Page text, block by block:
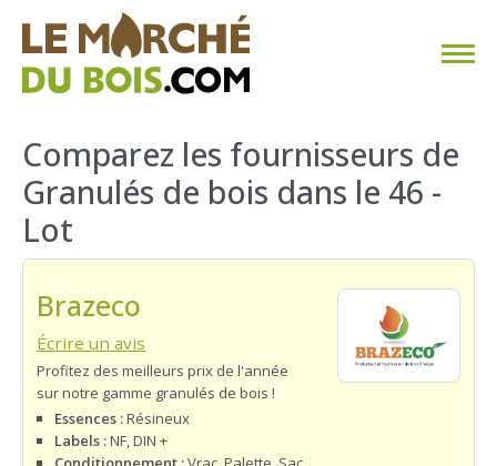
CHAUFFAGE AU BOIS
FAQ
CALCULER SA CONSOMMATION
TROUVER SON FOURNISSEUR
BLOG
ESPACE PRO
Comparez les fournisseurs de
Granulés de bois dans le 46 -
Lot
Brazeco
Écrire un avis
Profitez des meilleurs prix de l'année
sur notre gamme granulés de bois !
Essences :Résineux
Labels :NF, DIN +